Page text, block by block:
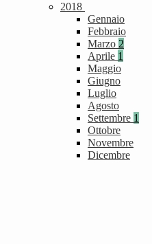
2018
Gennaio
Febbraio
Marzo 2
Aprile 1
Maggio
Giugno
Luglio
Agosto
Settembre 1
Ottobre
Novembre
Dicembre